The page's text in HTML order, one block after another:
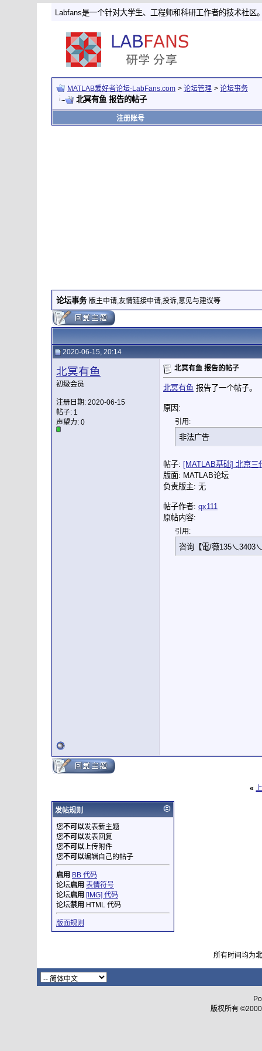
Labfans是一个针对大学生、工程师和科研工作者的技术社区
MATLAB爱好者论坛-LabFans.com > 论坛管理 > 论坛事务
北冥有鱼 报告的帖子
注册账号
论坛事务 版主申请,友情链接申请,投诉,意见与建议等
2020-06-15, 20:14
北冥有鱼
初级会员
注册日期: 2020-06-15
帖子: 1
声望力: 0
北冥有鱼 报告的帖子
北冥有鱼 报告了一个帖子。
原因:
引用:
非法广告
帖子: [MATLAB基础] 北京三
版面: MATLAB论坛
负责版主: 无
帖子作者: qx111
原帖内容:
引用:
咨询【電/薇135乀3403
«
发帖规则
您不可以发表新主题
您不可以发表回复
您不可以上传附件
您不可以编辑自己的帖子
启用 BB 代码
论坛启用 表情符号
论坛启用 [IMG] 代码
论坛禁用 HTML 代码
版面规则
所有时间均为
版权所有